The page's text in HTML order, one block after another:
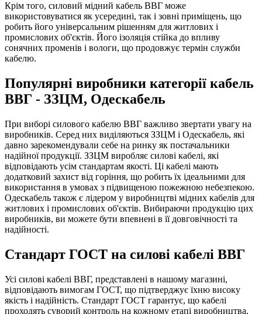
Крім того, силовий мідний кабель ВВГ може
використовуватися як усередині, так і зовні приміщень, що
робить його універсальним рішенням для житлових і
промислових об'єктів. Його ізоляція стійка до впливу
сонячних променів і вологи, що продовжує термін служби
кабелю.
Популярні виробники категорії кабель
ВВГ - ЗЗЦМ, Одескабель
При виборі силового кабелю ВВГ важливо звертати увагу на
виробників. Серед них виділяються ЗЗЦМ і Одескабель, які
давно зарекомендували себе на ринку як постачальники
надійної продукції. ЗЗЦМ виробляє силові кабелі, які
відповідають усім стандартам якості. Ці кабелі мають
додатковий захист від горіння, що робить їх ідеальними для
використання в умовах з підвищеною пожежною небезпекою.
Одескабель також є лідером у виробництві мідних кабелів для
житлових і промислових об'єктів. Вибираючи продукцію цих
виробників, ви можете бути впевнені в її довговічності та
надійності.
Стандарт ГОСТ на силові кабелі ВВГ
Усі силові кабелі ВВГ, представлені в нашому магазині,
відповідають вимогам ГОСТ, що підтверджує їхню високу
якість і надійність. Стандарт ГОСТ гарантує, що кабелі
проходять суворий контроль на кожному етапі виробництва,